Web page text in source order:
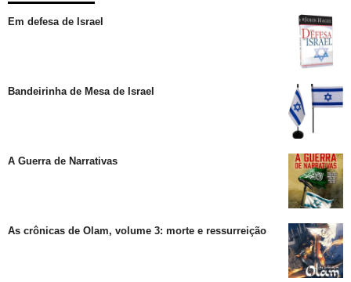
Em defesa de Israel
Bandeirinha de Mesa de Israel
A Guerra de Narrativas
As crônicas de Olam, volume 3: morte e ressurreição